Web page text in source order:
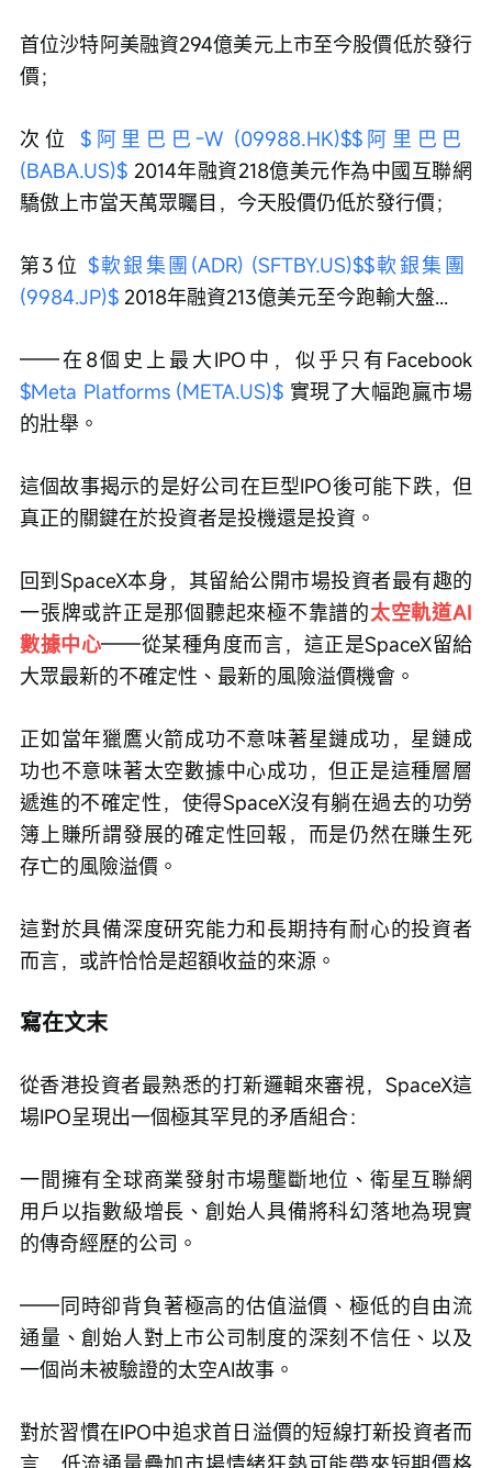
首位沙特阿美融資294億美元上市至今股價低於發行
價；
次位 $阿里巴巴-W (09988.HK)$$阿里巴巴
(BABA.US)$ 2014年融資218億美元作為中國互聯網
驕傲上市當天萬眾矚目，今天股價仍低於發行價；
第3位 $軟銀集團(ADR) (SFTBY.US)$$軟銀集團
(9984.JP)$ 2018年融資213億美元至今跑輸大盤...
——在8個史上最大IPO中，似乎只有Facebook
$Meta Platforms (META.US)$ 實現了大幅跑贏市場
的壯舉。
這個故事揭示的是好公司在巨型IPO後可能下跌，但
真正的關鍵在於投資者是投機還是投資。
回到SpaceX本身，其留給公開市場投資者最有趣的
一張牌或許正是那個聽起來極不靠譜的太空軌道AI
數據中心——從某種角度而言，這正是SpaceX留給
大眾最新的不確定性、最新的風險溢價機會。
正如當年獵鷹火箭成功不意味著星鏈成功，星鏈成
功也不意味著太空數據中心成功，但正是這種層層
遞進的不確定性，使得SpaceX沒有躺在過去的功勞
簿上賺所謂發展的確定性回報，而是仍然在賺生死
存亡的風險溢價。
這對於具備深度研究能力和長期持有耐心的投資者
而言，或許恰恰是超額收益的來源。
寫在文末
從香港投資者最熟悉的打新邏輯來審視，SpaceX這
場IPO呈現出一個極其罕見的矛盾組合：
一間擁有全球商業發射市場壟斷地位、衛星互聯網
用戶以指數級增長、創始人具備將科幻落地為現實
的傳奇經歷的公司。
——同時卻背負著極高的估值溢價、極低的自由流
通量、創始人對上市公司制度的深刻不信任、以及
一個尚未被驗證的太空AI故事。
對於習慣在IPO中追求首日溢價的短線打新投資者而